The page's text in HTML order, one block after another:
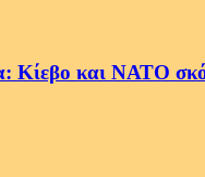
και ΝΑΤΟ